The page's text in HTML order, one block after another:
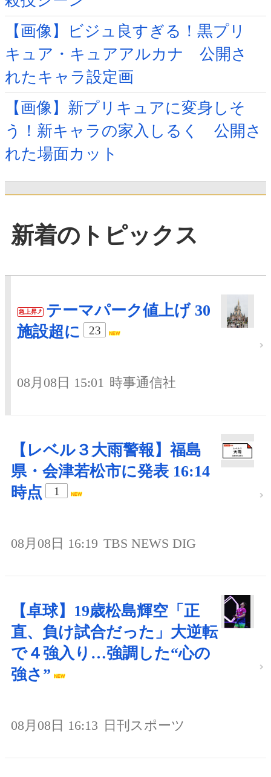
【画像】ビジュ良すぎる！黒プリ
キュア・キュアアルカナ 公開さ
れたキャラ設定画
【画像】新プリキュアに変身しそ
う！新キャラの家入しるく 公開さ
れた場面カット
新着のトピックス
急上昇
テーマパーク値上げ 30
施設超に
23
08月08日 15:01 時事通信社
【レベル３大雨警報】福島
県・会津若松市に発表 16:14
時点
1
08月08日 16:19 TBS NEWS DIG
【卓球】19歳松島輝空「正
直、負け試合だった」大逆転
で４強入り…強調した“心の
強さ”
08月08日 16:13 日刊スポーツ